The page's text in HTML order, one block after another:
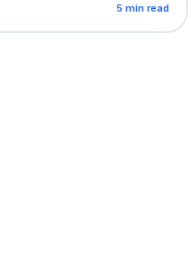
5 min read